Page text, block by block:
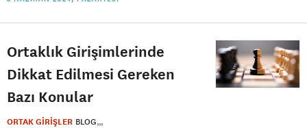
Ortaklık Girişimlerinde
Dikkat Edilmesi Gereken
Bazı Konular
ORTAK GİRİŞLER BLOG